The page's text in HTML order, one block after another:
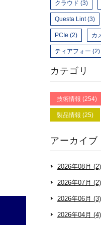
クラウド (3)
Questa Lint (3)
PCIe (2) カ
ティアフォー (2)
カテゴリ
技術情報 (254)
製品情報 (25)
アーカイブ
2026年08月 (2)
2026年07月 (2)
2026年06月 (3)
2026年04月 (4)